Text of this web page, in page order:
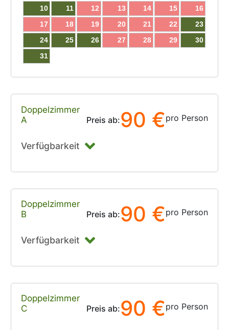
10
11 12 13 14 15
16
17
18 19 20 21 22
23
24
25 26 27 28 29
30
31
Doppelzimmer
A
Preis ab:90 €pro Person
Verfügbarkeit
Doppelzimmer
B
Preis ab:90 €pro Person
Verfügbarkeit
Doppelzimmer
C
Preis ab:90 €pro Person